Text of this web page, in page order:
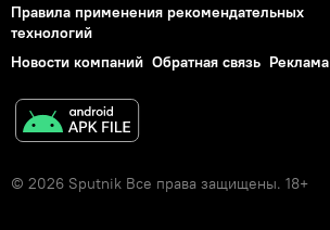
Правила применения рекомендательных
технологий
Новости компаний Обратная связь Реклама
© 2026 Sputnik Все права защищены. 18+